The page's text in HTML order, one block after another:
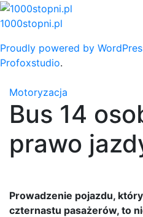
Skip
to
1000stopni.pl
Proudly powered by
Profoxstudio.
Motoryzacja
Bus 14
prawo
Prowadzenie pojazdu,
czternastu pasażerów, to